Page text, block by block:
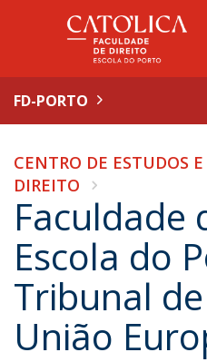
FD-PORTO
CENTRO DE ESTUDOS
DIREITO
Faculdade
Escola do
Tribunal
União